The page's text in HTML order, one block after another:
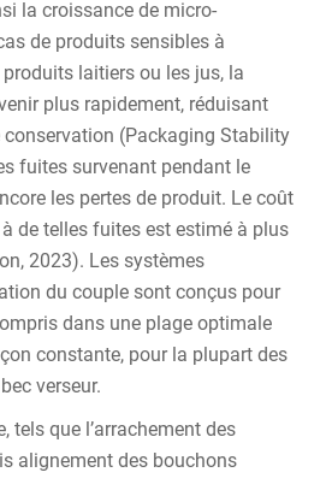
la croissance de micro-
de produits sensibles à
produits laitiers ou les jus, la
plus rapidement, réduisant
conservation (Packaging Stability
fuites survenant pendant le
les pertes de produit. Le coût
de telles fuites est estimé à plus
2023). Les systèmes
du couple sont conçus pour
dans une plage optimale
constante, pour la plupart des
verseur.
tels que l’arrachement des
alignement des bouchons